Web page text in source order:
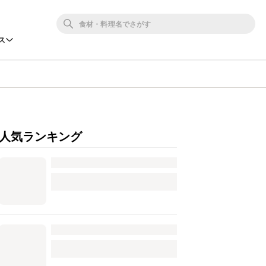
人気ランキング